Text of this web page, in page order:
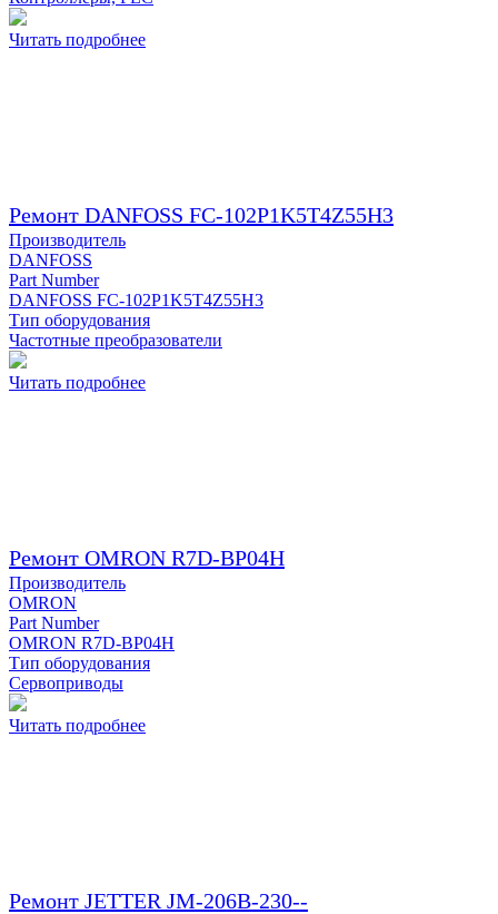
Читать подробнее
Ремонт DANFOSS FC-102P1K5T4Z55H3
Производитель
DANFOSS
Part Number
DANFOSS FC-102P1K5T4Z55H3
Тип оборудования
Частотные преобразователи
Читать подробнее
Ремонт OMRON R7D-BP04H
Производитель
OMRON
Part Number
OMRON R7D-BP04H
Тип оборудования
Сервоприводы
Читать подробнее
Ремонт JETTER JM-206B-230--